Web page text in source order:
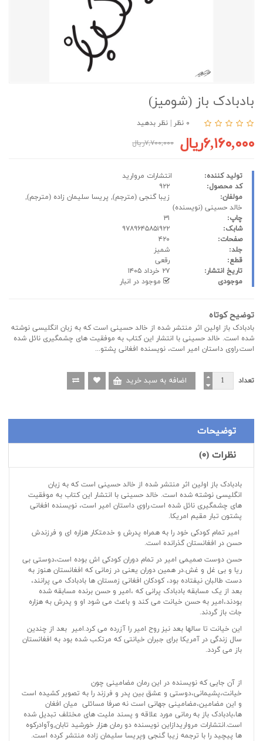
بادبادک باز (شومیز)
۰ نظر نظر بدهید
۶,۱۶۰,۰۰۰ریال ۷,۷۰۰,۰۰۰ریال
تولید کننده:
انتشارات مروارید
کد محصول:
مولفان:
زیبا گنجی (مترجم), پریسا سلیمان زاده (مترجم),
خالد حسینی (نویسنده)
چاپ:
شابک:
صفحات:
جلد:
شمیز
قطع:
رقعی
تاریخ انتشار:
موجودی
موجود در انبار
توضیح کوتاه
بادبادک باز اولین اثر منتشر شده از خالد حسینی است که به زبان انگلیسی نوشته
شده است. خالد حسینی با انتشار این کتاب به موفقیت های چشمگیری نائل شده
است.راوی داستان امیر است، نویسنده افغانی پشتو...
تعداد
توضیحات
نظرات (۰)
بادبادک باز اولین اثر منتشر شده از خالد حسینی است که به زبان
انگلیسی نوشته شده است. خالد حسینی با انتشار این کتاب به موفقیت
های چشمگیری نائل شده است.راوی داستان امیر است، نویسنده افغانی
پشتون تبار مقیم امریکا.
امیر تمام کودکی خود را به همراه پدرش و خدمتکار هزاره ای و فرزندش
حسن در افغانستان گذرانده است.
حسن دوست صمیمی امیر در تمام دوران کودکی اش بوده است،دوستی بی
ریا و بی غل و غش.در همین دوران یعنی در زمانی که افغانستان هنوز به
دست طالبان نیفتاده بود، کودکان افغانی زمستان ها بادبادک می پرانند،
بعد از یک مسابقه بادبادک پرانی که ،امیر و حسن برنده مسابقه شده
بودند،امیر به حسن خیانت می کند و باعث می شود او و پدرش به هزاره
جات باز گردند.
این خیانت تا سالها بعد نیز روح امیر را آزرده می کرد.امیر بعد از چندین
سال زندگی در آمریکا برای جبران خیانتی که مرتکب شده بود به افغانستان
باز می گردد.
از آن جایی که نویسنده در این رمان مضامینی چون
خیانت،پشیمانی،دوستی و عشق بین پدر و فرزند را به تصویر کشیده است
و این مضامین،مضامینی جهانی است نه صرفا مسائلی میان افغان
ها،بادبادک باز به رمانی مورد علاقه و پسند ملیت های مختلف تبدیل شده
است.انتشارات مرواریدازاین نویسنده دو رمان هزار خورشید تابان,وآوادرکوه
ها پیچید را با ترجمه زیبا گنجی وپریسا سلیمان زاده منتشر کرده است.